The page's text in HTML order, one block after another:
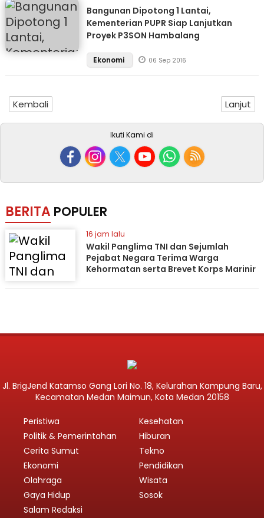
Bangunan Dipotong 1 Lantai,
Kementerian PUPR Siap Lanjutkan
Proyek P3SON Hambalang
Ekonomi 06 Sep 2016
Kembali Lanjut
Ikuti Kami di
BERITA POPULER
16 jam lalu
Wakil Panglima TNI dan Sejumlah
Pejabat Negara Terima Warga
Kehormatan serta Brevet Korps Marinir
Jl. BrigJend Katamso Gang Lori No. 18, Kelurahan Kampung Baru,
Kecamatan Medan Maimun, Kota Medan 20158
Peristiwa
Politik & Pemerintahan
Cerita Sumut
Ekonomi
Olahraga
Gaya Hidup
Kesehatan
Hiburan
Tekno
Pendidikan
Wisata
Sosok
Salam Redaksi